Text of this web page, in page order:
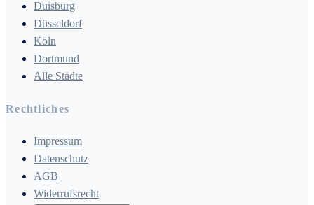
Duisburg
Düsseldorf
Köln
Dortmund
Alle Städte
Rechtliches
Impressum
Datenschutz
AGB
Widerrufsrecht